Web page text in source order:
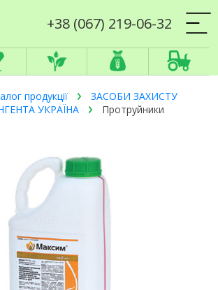
+38 (067) 219-06-32
продукції
ЗАСОБИ ЗАХИСТУ
УКРАЇНА Протруйники